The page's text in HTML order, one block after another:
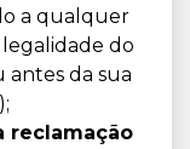
a qualquer
do
da sua
reclamação